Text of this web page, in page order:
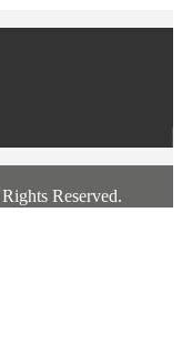
Reserved.